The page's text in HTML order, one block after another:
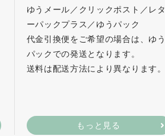
ゆうメール／クリックポスト／レタ
ーパックプラス／ゆうパック
代金引換便をご希望の場合は、ゆう
パックでの発送となります。
送料は配送方法により異なります。
もっと見る